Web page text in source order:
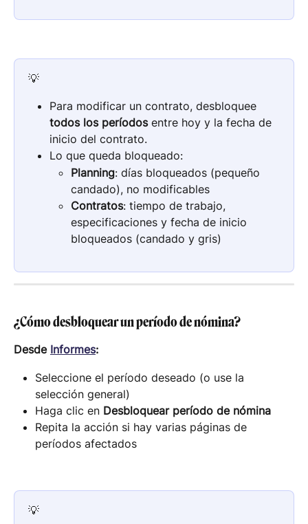
💡
Para modificar un contrato, desbloquee
todos los períodos entre hoy y la fecha de
inicio del contrato.
Lo que queda bloqueado:
Planning: días bloqueados (pequeño
candado), no modificables
Contratos: tiempo de trabajo,
especificaciones y fecha de inicio
bloqueados (candado y gris)
¿Cómo desbloquear un período de nómina?
Desde Informes:
Seleccione el período deseado (o use la
selección general)
Haga clic en Desbloquear período de nómina
Repita la acción si hay varias páginas de
períodos afectados
💡